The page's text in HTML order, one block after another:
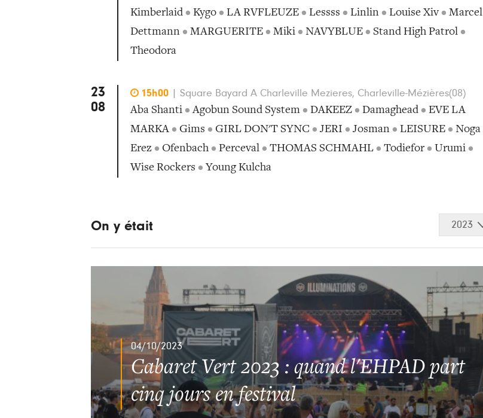
Kimberlaid • Kygo • LA RVFLEUZE • Lessss • Linlin • Louise Xiv• Marcel
Dettmann • MARGUERITE • Miki • NAVYBLUE • Stand High Patrol •
Theodora
23
08
 15h00 Square Bayard A Charleville Mezieres, Charleville-Mézières(08)
Aba Shanti •Agobun Sound System • DAKEEZ • Damaghead • EVE LA
MARKA • Gims • GIRL DON'T SYNC • JERI • Josman • LEISURE • Noga
Erez • Ofenbach • Perceval • THOMAS SCHMAHL • Todiefor • Urumi •
Wise Rockers • Young Kulcha
On y était 2023
04/10/2023
Cabaret Vert 2023 : quand l'EHPAD part
cinq jours en festival